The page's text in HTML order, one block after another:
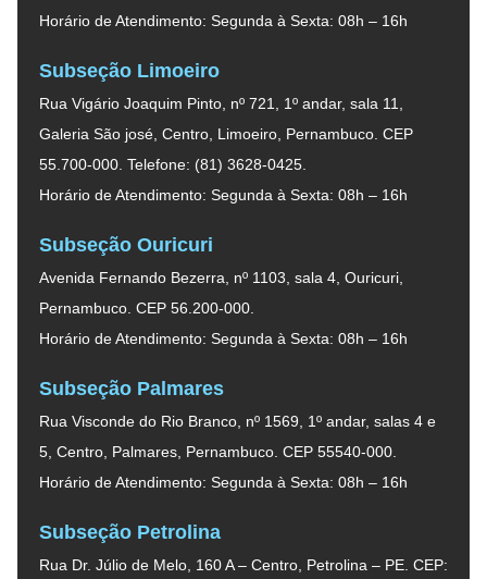
Horário de Atendimento: Segunda à Sexta: 08h – 16h
Subseção Limoeiro
Rua Vigário Joaquim Pinto, nº 721, 1º andar, sala 11,
Galeria São josé, Centro, Limoeiro, Pernambuco. CEP
55.700-000. Telefone: (81) 3628-0425.
Horário de Atendimento: Segunda à Sexta: 08h – 16h
Subseção Ouricuri
Avenida Fernando Bezerra, nº 1103, sala 4, Ouricuri,
Pernambuco. CEP 56.200-000.
Horário de Atendimento: Segunda à Sexta: 08h – 16h
Subseção Palmares
Rua Visconde do Rio Branco, nº 1569, 1º andar, salas 4 e
5, Centro, Palmares, Pernambuco. CEP 55540-000.
Horário de Atendimento: Segunda à Sexta: 08h – 16h
Subseção Petrolina
Rua Dr. Júlio de Melo, 160 A – Centro, Petrolina – PE. CEP: